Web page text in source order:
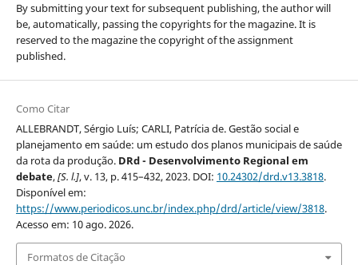
By submitting your text for subsequent publishing, the author will
be, automatically, passing the copyrights for the magazine. It is
reserved to the magazine the copyright of the assignment
published.
Como Citar
ALLEBRANDT, Sérgio Luís; CARLI, Patrícia de. Gestão social e
planejamento em saúde: um estudo dos planos municipais de saúde
da rota da produção. DRd - Desenvolvimento Regional em
debate,[S. l.], v. 13, p. 415–432, 2023. DOI: 10.24302/drd.v13.3818.
Disponível em:
https://www.periodicos.unc.br/index.php/drd/article/view/3818.
Acesso em: 10 ago. 2026.
Formatos de Citação